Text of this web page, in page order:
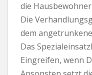
die
Die
dem
Das
Eingreifen, wenn